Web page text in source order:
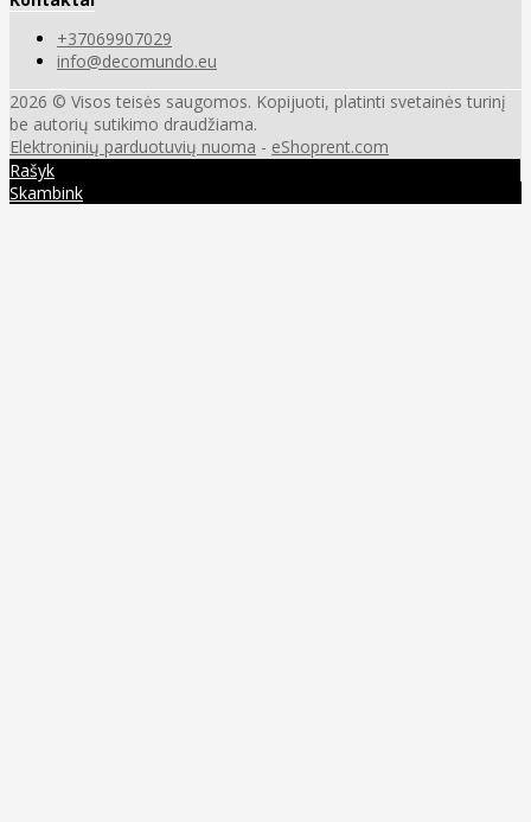
+37069907029
info@decomundo.eu
2026 © Visos teisės saugomos. Kopijuoti, platinti svetainės turinį
be autorių sutikimo draudžiama.
Elektroninių parduotuvių nuoma - eShoprent.com
Rašyk
Skambink